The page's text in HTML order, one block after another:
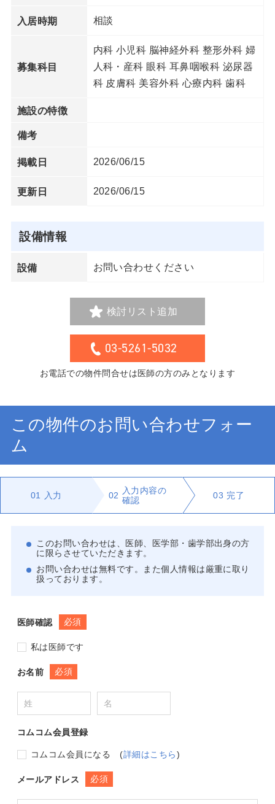
入居時期 相談
募集科目
内科 小児科 脳神経外科 整形外科 婦
人科・産科 眼科 耳鼻咽喉科 泌尿器
科 皮膚科 美容外科 心療内科 歯科
施設の特徴
備考
掲載日 2026/06/15
更新日 2026/06/15
設備情報
設備 お問い合わせください
検討リスト追加
03-5261-5032
お電話での物件問合せは医師の方のみとなります
この物件のお問い合わせフォー
ム
01 入力 02 入力内容の
確認
03 完了
このお問い合わせは、医師、医学部・歯学部出身の方
に限らさせていただきます。
お問い合わせは無料です。また個人情報は厳重に取り
扱っております。
医師確認 必須
私は医師です
お名前 必須
コムコム会員登録
コムコム会員になる (詳細はこちら)
メールアドレス 必須